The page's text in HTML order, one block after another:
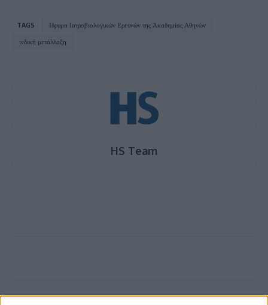
TAGS
Ιδρυμα Ιατροβιολογικών Ερευνών της Ακαδημίας Αθηνών
ινδική μετάλλαξη
HS Team